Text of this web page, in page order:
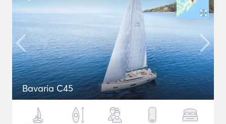
Bavaria C45